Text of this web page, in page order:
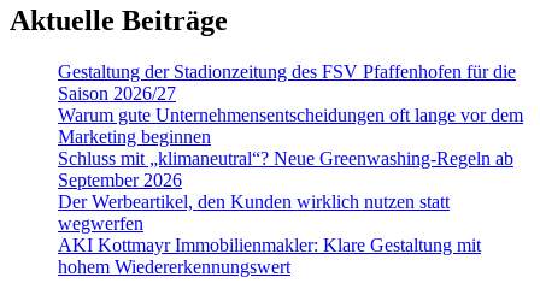
Aktuelle Beiträge
Gestaltung der Stadionzeitung des FSV Pfaffenhofen für die
Saison 2026/27
Warum gute Un­ter­nehmens­entschei­dungen oft lange vor dem
Marketing beginnen
Schluss mit „klimaneutral“? Neue Greenwashing-Regeln ab
September 2026
Der Werbeartikel, den Kunden wirklich nutzen statt
wegwerfen
AKI Kottmayr Immobilienmakler: Klare Gestaltung mit
hohem Wiedererkennungswert